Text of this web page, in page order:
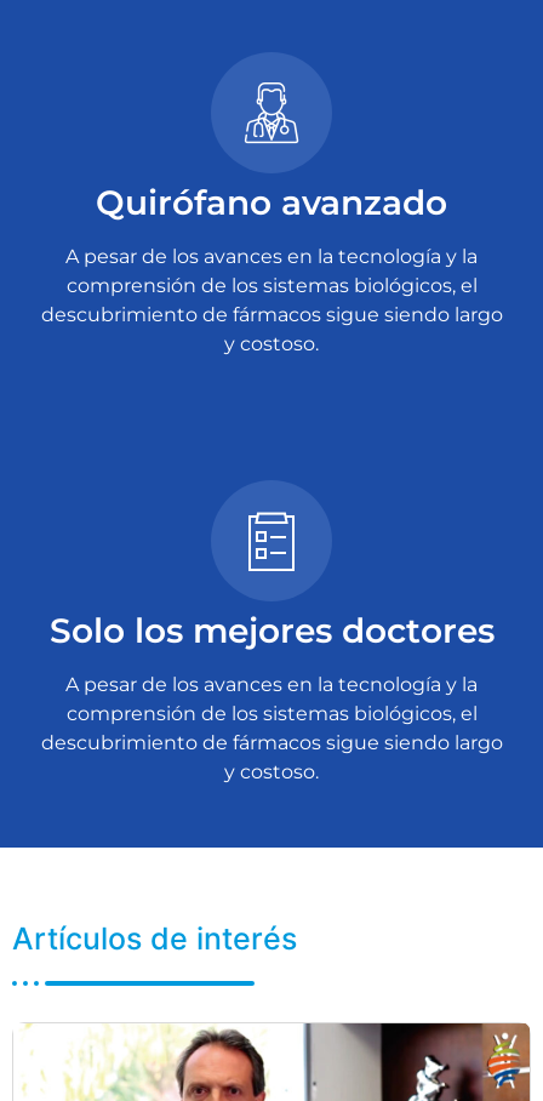
Quirófano avanzado
A pesar de los avances en la tecnología y la
comprensión de los sistemas biológicos, el
descubrimiento de fármacos sigue siendo largo
y costoso.
Solo los mejores doctores
A pesar de los avances en la tecnología y la
comprensión de los sistemas biológicos, el
descubrimiento de fármacos sigue siendo largo
y costoso.
Artículos de interés